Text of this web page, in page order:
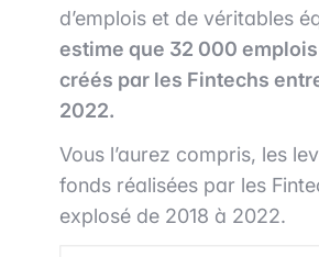
d’emplois et de véritables
estime que 32 000
créés par les Fintechs
2022.
Vous l’aurez compris, les
fonds réalisées par les
explosé de 2018 à 2022.